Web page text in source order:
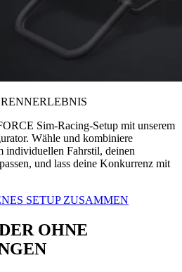
Sim-Racing-Setup mit unserem
Wähle und kombiniere
individuellen Fahrstil, deinen
und lass deine Konkurrenz mit
SETUP ZUSAMMEN
OHNE